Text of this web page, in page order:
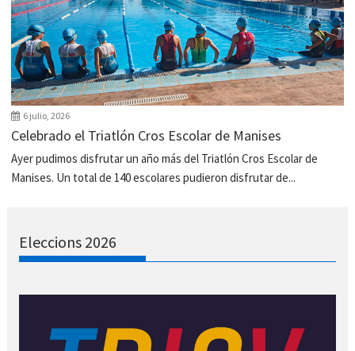
6 julio, 2026
Celebrado el Triatlón Cros Escolar de Manises
Ayer pudimos disfrutar un año más del Triatlón Cros Escolar de
Manises. Un total de 140 escolares pudieron disfrutar de...
Eleccions 2026